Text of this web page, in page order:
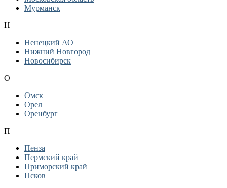
Мурманск
Н
Ненецкий АО
Нижний Новгород
Новосибирск
О
Омск
Орел
Оренбург
П
Пенза
Пермский край
Приморский край
Псков